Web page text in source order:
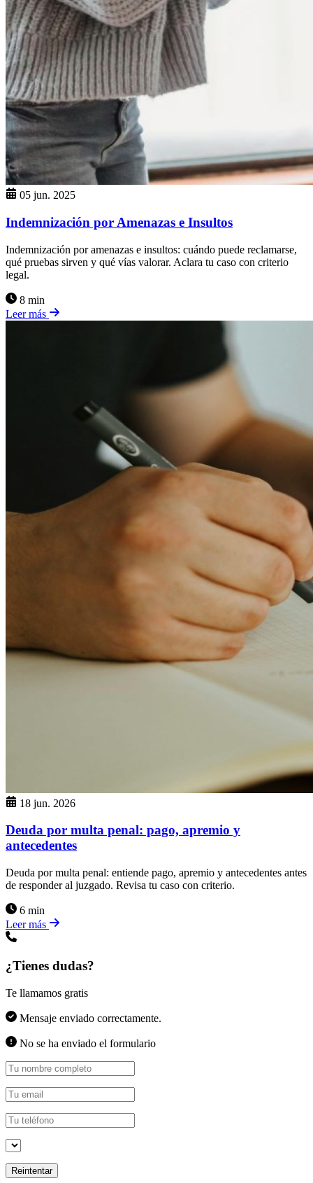
05 jun. 2025
Indemnización por Amenazas e Insultos
Indemnización por amenazas e insultos: cuándo puede reclamarse,
qué pruebas sirven y qué vías valorar. Aclara tu caso con criterio
legal.
8 min
Leer más
18 jun. 2026
Deuda por multa penal: pago, apremio y
antecedentes
Deuda por multa penal: entiende pago, apremio y antecedentes antes
de responder al juzgado. Revisa tu caso con criterio.
6 min
Leer más
¿Tienes dudas?
Te llamamos gratis
Mensaje enviado correctamente.
No se ha enviado el formulario
Reintentar